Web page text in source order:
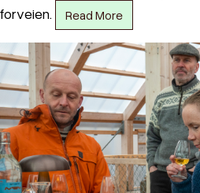
forveien.
Read More